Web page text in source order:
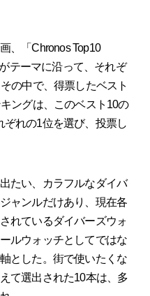
、「Chronos Top10
テーマに沿って、それぞ
の中で、得票したベスト
ングは、このベスト10の
ぞれの1位を選び、投票し
たい、カラフルなダイバ
ャンルだけあり、現在各
れているダイバーズウォ
ルウォッチとしてではな
とした。街で使いたくな
て選出された10本は、多